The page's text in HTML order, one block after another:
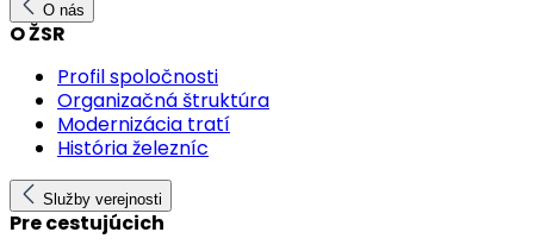
O nás
O ŽSR
Profil spoločnosti
Organizačná štruktúra
Modernizácia tratí
História železníc
Služby verejnosti
Pre cestujúcich